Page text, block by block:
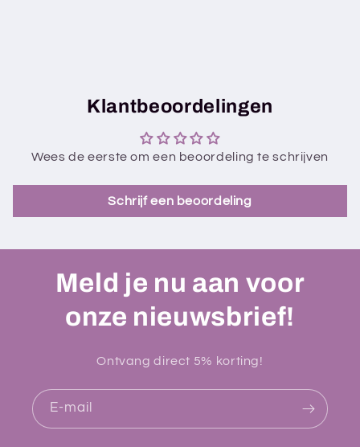
Klantbeoordelingen
Wees de eerste om een beoordeling te schrijven
Schrijf een beoordeling
Meld je nu aan voor
onze nieuwsbrief!
Ontvang direct 5% korting!
E‑mail